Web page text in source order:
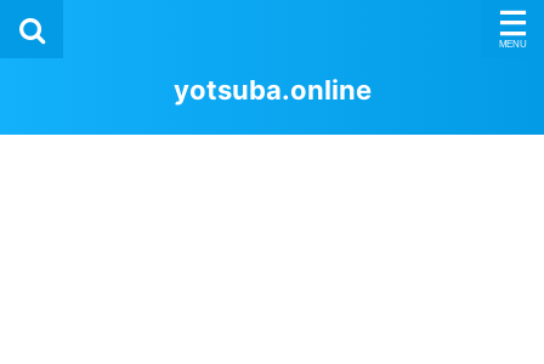
yotsuba.online